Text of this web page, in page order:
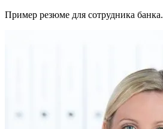
Пример резюме для сотрудника банка.